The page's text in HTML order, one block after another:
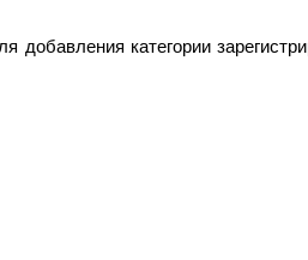
добавления категории